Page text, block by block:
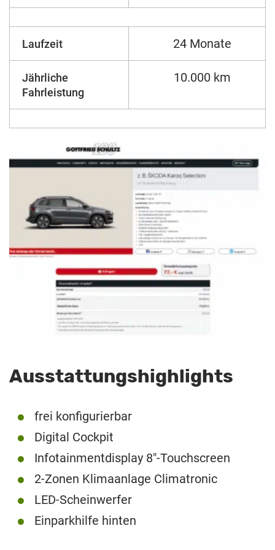
Laufzeit 24 Monate
Jährliche
Fahrleistung
10.000 km
Ausstattungshighlights
frei konfigurierbar
Digital Cockpit
Infotainmentdisplay 8″-Touchscreen
2-Zonen Klimaanlage Climatronic
LED-Scheinwerfer
Einparkhilfe hinten